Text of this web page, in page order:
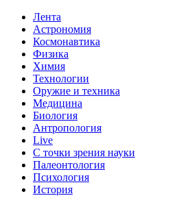
Лента
Астрономия
Космонавтика
Физика
Химия
Технологии
Оружие и техника
Медицина
Биология
Антропология
Live
С точки зрения науки
Палеонтология
Психология
История